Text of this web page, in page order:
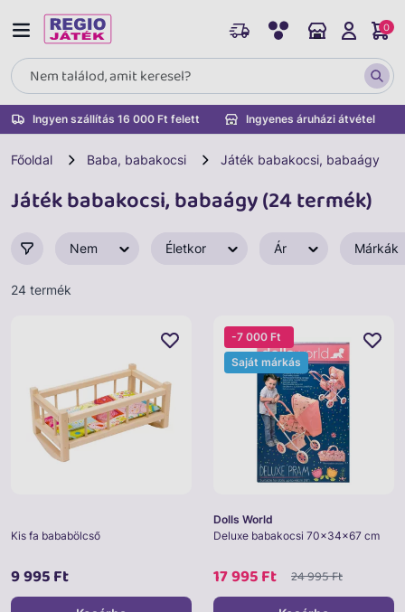
Ingyen szállítás 16 000 Ft felett Ingyenes áruházi átvétel
0
Főoldal Baba, babakocsi Játék babakocsi, babaágy
Játék babakocsi, babaágy (24 termék)
Nem Életkor Ár Márkák
24 termék
Kis fa bababölcső
9 995 Ft
Dolls World
Deluxe babakocsi 70x34x67 cm
17 995 Ft 24 995 Ft
-7 000 Ft
Saját márkás